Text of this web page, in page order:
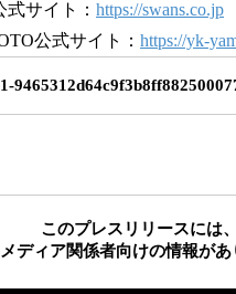
サイト： https://swans.co.jp
公式サイト： https://yk-
このプレスリリースには、
メディア関係者向けの情報があ